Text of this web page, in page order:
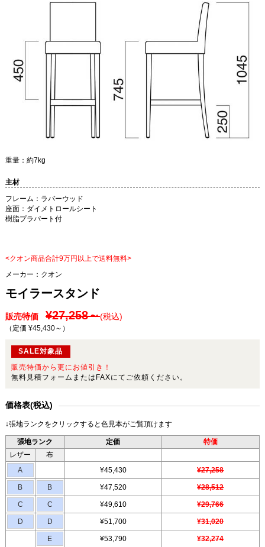
重量：約7kg
主材
フレーム：ラバーウッド
座面：ダイメトロールシート
樹脂プラパート付
<クオン商品合計9万円以上で送料無料>
メーカー： クオン
モイラースタンド
販売特価 ¥27,258～(税込)
（定価 ¥45,430～ ）
SALE対象品
販売特価から更にお値引き！
無料見積フォームまたはFAXにてご依頼ください。
価格表(税込)
↓張地ランクをクリックすると色見本がご覧頂けます
張地ランク 定価
特価
レザー
布
A
¥45,430 ¥27,258
B B ¥47,520 ¥28,512
C C ¥49,610 ¥29,766
D D ¥51,700 ¥31,020
E ¥53,790 ¥32,274